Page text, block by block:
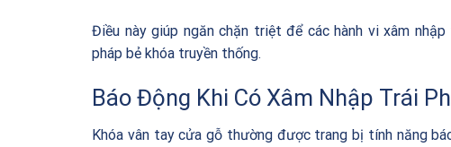
Điều này giúp ngăn chặn triệt để các hành vi xâm
pháp bẻ khóa truyền thống.
Báo Động Khi Có Xâm Nhập Trái
Khóa vân tay cửa gỗ thường được trang bị tính năng